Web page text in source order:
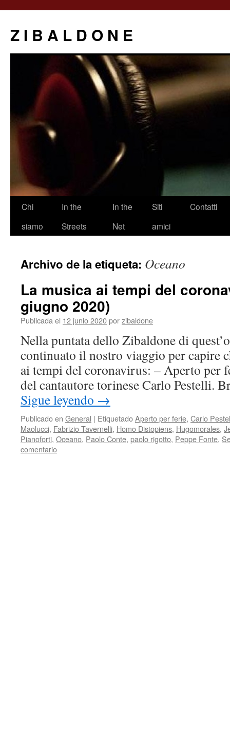
Z I B A L D O N E
Saltar
Chi
siamo
In the
Streets
In the
Net
Siti
amici
Contatti
Archivo de la etiqueta: Oceano
La musica ai tempi del
giugno 2020)
Publicada el 12 junio 2020porzibaldone
Nella puntata dello Zibaldone di
continuato il nostro viaggio per capire
ai tempi del coronavirus: – Aperto per
del cantautore torinese Carlo Pestelli.
Sigue leyendo →
Publicado en General | EtiquetadoAperto per ferie, Carlo
Maolucci, Fabrizio Tavernelli, Homo Distopiens, Hugomorales,
Pianoforti, Oceano, Paolo Conte, paolo rigotto, Peppe Fonte,
comentario